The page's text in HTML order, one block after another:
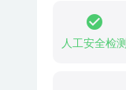
人工安全检测